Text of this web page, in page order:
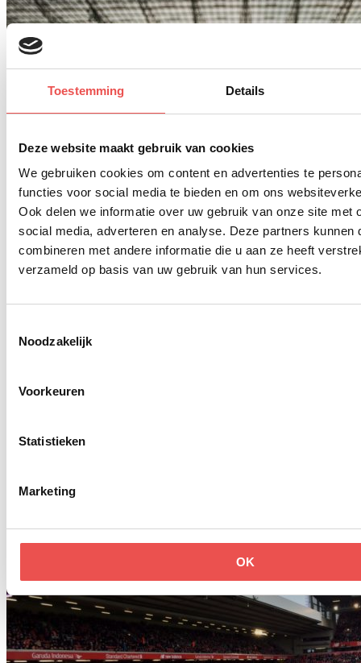
Toestemming Details
Deze website maakt gebruik van cookies
We gebruiken cookies om content en advertenties te
functies voor social media te bieden en om ons
Ook delen we informatie over uw gebruik van onze site met
social media, adverteren en analyse. Deze partners kunnen
combineren met andere informatie die u aan ze heeft
verzameld op basis van uw gebruik van hun services.
Noodzakelijk
Voorkeuren
Statistieken
Marketing
OK
VoetbalclubsSpanje
Inclusief ticket en hotel
Details